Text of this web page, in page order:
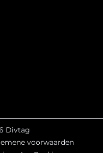
Divtag
voorwaarden